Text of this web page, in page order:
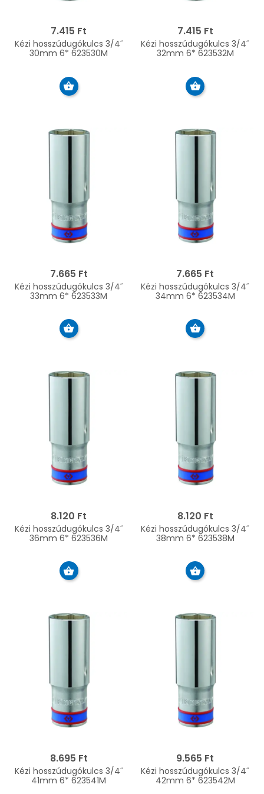
7.415 Ft
Kézi hosszúdugókulcs 3/4˝
30mm 6* 623530M
7.415 Ft
Kézi hosszúdugókulcs 3/4˝
32mm 6* 623532M
7.665 Ft
Kézi hosszúdugókulcs 3/4˝
33mm 6* 623533M
7.665 Ft
Kézi hosszúdugókulcs 3/4˝
34mm 6* 623534M
8.120 Ft
Kézi hosszúdugókulcs 3/4˝
36mm 6* 623536M
8.120 Ft
Kézi hosszúdugókulcs 3/4˝
38mm 6* 623538M
8.695 Ft
Kézi hosszúdugókulcs 3/4˝
41mm 6* 623541M
9.565 Ft
Kézi hosszúdugókulcs 3/4˝
42mm 6* 623542M